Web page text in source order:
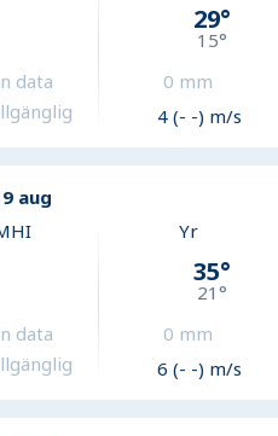
data
29°
15°
0 mm
4 (- -) m/s
aug
data
Yr
35°
21°
0 mm
6 (- -) m/s